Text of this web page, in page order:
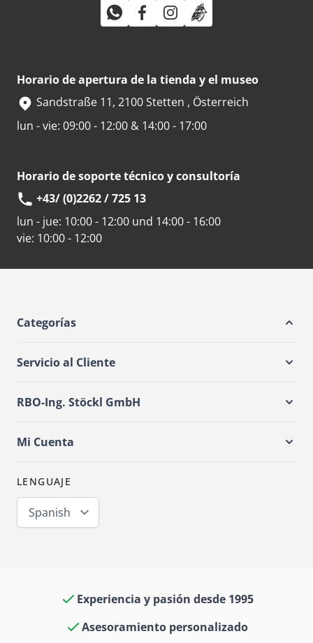
Horario de apertura de la tienda y el museo
Sandstraße 11, 2100 Stetten , Österreich
lun - vie: 09:00 - 12:00 & 14:00 - 17:00
Horario de soporte técnico y consultoría
+43/ (0)2262 / 725 13
lun - jue: 10:00 - 12:00 und 14:00 - 16:00
vie: 10:00 - 12:00
Categorías
Servicio al Cliente
RBO-Ing. Stöckl GmbH
Mi Cuenta
LENGUAJE
Spanish
Experiencia y pasión desde 1995
Asesoramiento personalizado